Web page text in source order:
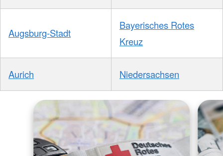
Augsburg-Stadt
Bayerisches Rotes
Kreuz
Aurich Niedersachsen